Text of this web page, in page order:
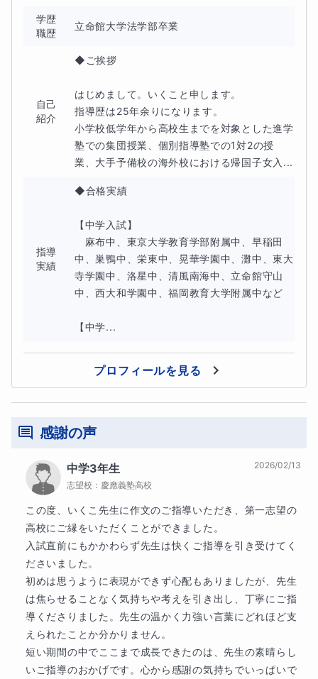
毎日9時から20時まで
それ以外の時間帯をご希望の場合は調整可能です。
日時の詳細はチャットでやり取りをしながらご都合をお伺
いした上で決定いたします。
たいこと
生徒さんの志望校（あれば）
指導目的（定期テスト対策または受験対策など）
学歴
職歴
立命館大学法学部卒業
自己
紹介
◆ご挨拶
はじめまして。いくこと申します。
指導歴は25年余りになります。
小学校低学年から高校生までを対象とした進学
塾での集団授業、個別指導塾での1対2の授
業、大手予備校の海外校における帰国子女入...
指導
実績
◆合格実績
【中学入試】
麻布中、東京大学教育学部附属中、早稲田
中、巣鴨中、栄東中、晃華学園中、灘中、東大
寺学園中、洛星中、清風南海中、立命館守山
中、西大和学園中、福岡教育大学附属中など
【中学...
プロフィールを見る
感謝の声
中学3年生
志望校： 慶應義塾高校
2026/02/13
この度、いくこ先生に作文のご指導いただき、第一志望の
高校にご縁をいただくことができました。
入試直前にもかかわらず先生は快くご指導を引き受けてく
ださいました。
初めは思うように表現ができず心配もありましたが、先生
は焦らせることなく気持ちや考えを引き出し、丁寧にご指
導くださりました。先生の温かく力強い言葉にどれほど支
えられたことか分かりません。
短い期間の中でここまで成長できたのは、先生の素晴らし
いご指導のおかげです。心から感謝の気持ちでいっぱいで